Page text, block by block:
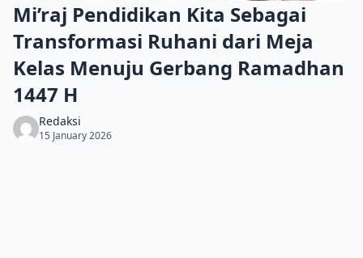
Mi’raj Pendidikan Kita Sebagai
Transformasi Ruhani dari Meja
Kelas Menuju Gerbang Ramadhan
1447 H
Redaksi
15 January 2026